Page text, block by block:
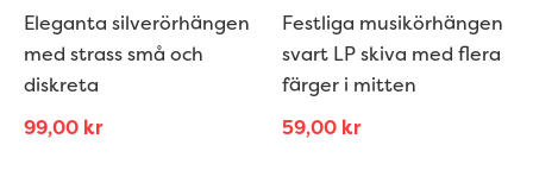
Eleganta silverörhängen
med strass små och
diskreta
99,00 kr
Festliga musikörhängen
svart LP skiva med flera
färger i mitten
59,00 kr